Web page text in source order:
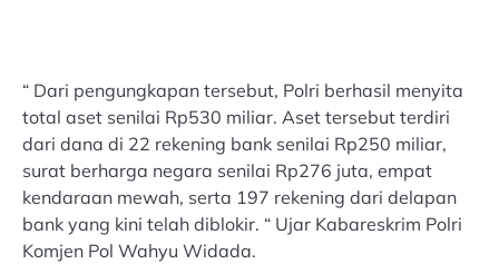
“ Dari pengungkapan tersebut, Polri berhasil menyita
total aset senilai Rp530 miliar. Aset tersebut terdiri
dari dana di 22 rekening bank senilai Rp250 miliar,
surat berharga negara senilai Rp276 juta, empat
kendaraan mewah, serta 197 rekening dari delapan
bank yang kini telah diblokir. “ Ujar Kabareskrim Polri
Komjen Pol Wahyu Widada.